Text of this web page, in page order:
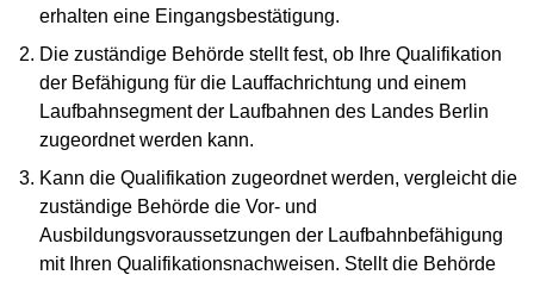
erhalten eine Eingangsbestätigung.
Die zuständige Behörde stellt fest, ob Ihre Qualifikation
der Befähigung für die Lauffachrichtung und einem
Laufbahnsegment der Laufbahnen des Landes Berlin
zugeordnet werden kann.
Kann die Qualifikation zugeordnet werden, vergleicht die
zuständige Behörde die Vor- und
Ausbildungsvoraussetzungen der Laufbahnbefähigung
mit Ihren Qualifikationsnachweisen. Stellt die Behörde